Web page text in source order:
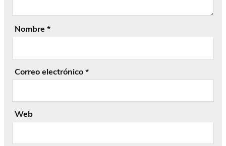
Nombre *
Correo electrónico *
Web